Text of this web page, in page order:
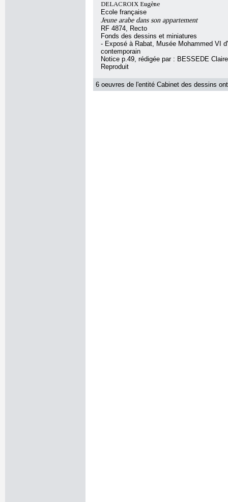
DELACROIX Eugène
Ecole française
Jeune arabe dans son appartement
RF 4874, Recto
Fonds des dessins et miniatures
- Exposé à Rabat, Musée Mohammed VI
contemporain
Notice p.49, rédigée par : BESSEDE Claire
Reproduit
6 oeuvres de l'entité Cabinet des dessins